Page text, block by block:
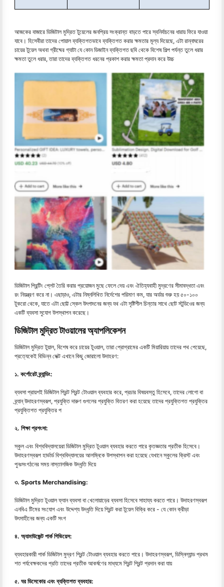
আজকের বাজারে ডিজিটাল মুদ্রিত টুয়েলের জনপ্রিয় সংক্রান্ত বাড়তে পারে স্বনির্বাচনের ধারায় ফিরে যাওয়া
যাবে। হিসেবীরা তাদের পোয়াল ব্যক্তিগতভাবে ব্যক্তিগত করার ক্ষমতার মূল্য দিয়েছে, এটা রান্নাঘরের
চায়ের টুয়েল অথবা গ্রীষ্মের গ্যাটা যে কোন ডিজাইন ব্যক্তিগত ছবি থেকে বিশেষ শিল্প পর্যন্ত তুলে ধরার
ক্ষমতা তুলে ধরার, তারা তাদের ব্যক্তিগত ধরনের প্রকাশ করার ক্ষমতা প্রদান করে উচ্চ
ডিজিটাল প্রিন্টিং প্লেট তৈরি করার প্রয়োজন মুছে ফেলে দেয় এবং ঐতিহ্যবাহী মুদ্রণের সীমাবদ্ধতা এবং
রং নিয়ন্ত্রণ করে না। এছাড়াও, এটার নিম্নলিখিত নির্দেশের পরিমাণ কম, যার অর্ডার শুরু হয় ৫০-১০০
টুকরো থেকে, যাতে এটা ছোট্ট স্কেল উৎপাদনের জন্য যথ এটা সৃষ্টিশীল চিন্তার সাথে ছোট স্টুডিওের জন্য
একটি ব্যবসা সুযোগ উপস্থাপন করেছে।
ডিজিটাল মুদ্রিত টাওয়ালের অ্যাপলিকেশন
ডিজিটাল মুদ্রিত টুয়াল, বিশেষ করে চায়ের টুওয়াল, তারা প্রোগ্রামের একটি মিয়ারিয়ায় তাদের পথ পেয়েছে,
প্রত্যেকেই বিভিন্ন সেক্ট এখানে কিছু জোরালো উদাহরণ:
১. কর্পোরেট ব্র্যান্ডিং:
ব্যবসা প্রায়শই ডিজিটাল প্রিন্ট প্রিন্ট টোওয়াল ব্যবহার করে, প্রচার বিষয়বস্তু হিসেবে, তাদের লোগো বা
ব্র্যান্ উদাহরণস্বরূপ, প্রযুক্তি দারুণ গুগলের প্রযুক্তি বিতরণ করা হয়েছে তাদের প্রযুক্তিগত প্রযুক্তির
প্রযুক্তিগত প্রযুক্তির প
২. শিক্ষা প্রশংসা:
স্কুল এবং বিশ্ববিদ্যালয়েরা ডিজিটাল মুদ্রিত টুওয়াল ব্যবহার করতে পারে কৃতজ্ঞতার প্রতীক হিসেবে।
উদাহরণস্বরূপ হার্ভার্ড বিশ্ববিদ্যালয়ের আলম্নিকে উপস্থাপন করা হয়েছে যেখানে স্কুলের ক্রিস্ট এবং
পুনঃসংগঠনের সময় নাস্তালজিক উদ্ধৃতি দিয়ে
৩. Sports Merchandising:
ডিজিটাল মুদ্রিত টুওয়াল ফ্যান ব্যবসা বা খেলোয়াড়ের ব্যবসা হিসেবে সাহায্য করতে পারে। উদাহরণস্বরূপ
এনবিএ টিমের সংযোগ এবং উদ্দেশ্য উদ্ধৃতি দিয়ে প্রিন্ট করা টুয়েল বিক্রি করে - যে কোন ক্রীড়া
উৎসাহীনের জন্য একটি সংগ
৪. অ্যামাউজেন্ট পার্ক গিভিয়েস:
ব্যবহারকারী পার্ক ডিজিটাল মুদ্রণ প্রিন্ট টোওয়াল ব্যবহার করতে পারে। উদাহরণস্বরূপ, ডিস্নিল্যান্ড প্রথম
শত পর্যবেক্ষকদের প্রতি তাদের প্রতীক আকর্ষণের মাধ্যমে প্রিন্ট প্রিন্ট প্রদান করা যায়
৫. ঘর ডিসেকোর এবং ব্যক্তিগত ব্যবহার: